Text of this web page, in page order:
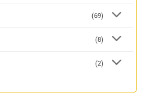
(69)
(8)
(2)